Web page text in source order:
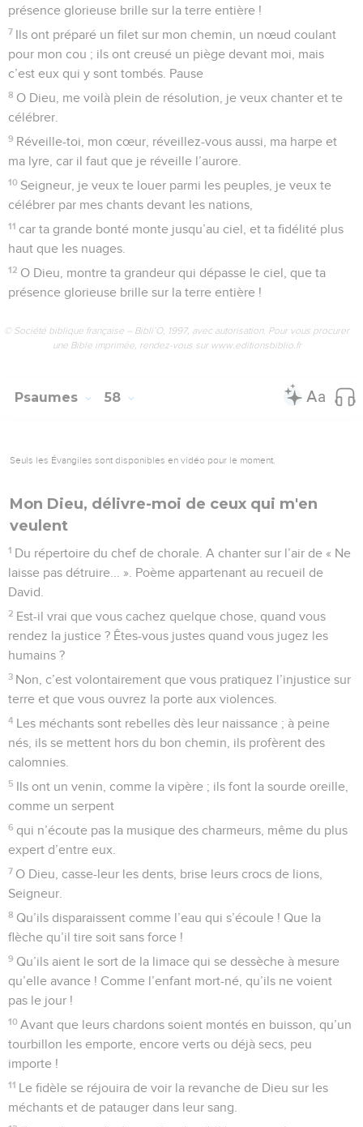
présence glorieuse brille sur la terre entière !
7 Ils ont préparé un filet sur mon chemin, un nœud coulant
pour mon cou ; ils ont creusé un piège devant moi, mais
c’est eux qui y sont tombés. Pause
8 O Dieu, me voilà plein de résolution, je veux chanter et te
célébrer.
9 Réveille-toi, mon cœur, réveillez-vous aussi, ma harpe et
ma lyre, car il faut que je réveille l’aurore.
10 Seigneur, je veux te louer parmi les peuples, je veux te
célébrer par mes chants devant les nations,
11 car ta grande bonté monte jusqu’au ciel, et ta fidélité plus
haut que les nuages.
12 O Dieu, montre ta grandeur qui dépasse le ciel, que ta
présence glorieuse brille sur la terre entière !
© Société biblique française – Bibli’O, 1997, avec autorisation. Pour vous procurer
une Bible imprimée, rendez-vous sur www.editionsbiblio.fr
Psaumes 58
Seuls les Évangiles sont disponibles en vidéo pour le moment.
Mon Dieu, délivre-moi de ceux qui m'en
veulent
1 Du répertoire du chef de chorale. A chanter sur l’air de « Ne
laisse pas détruire... ». Poème appartenant au recueil de
David.
2 Est-il vrai que vous cachez quelque chose, quand vous
rendez la justice ? Êtes-vous justes quand vous jugez les
humains ?
3 Non, c’est volontairement que vous pratiquez l’injustice sur
terre et que vous ouvrez la porte aux violences.
4 Les méchants sont rebelles dès leur naissance ; à peine
nés, ils se mettent hors du bon chemin, ils profèrent des
calomnies.
5 Ils ont un venin, comme la vipère ; ils font la sourde oreille,
comme un serpent
6 qui n’écoute pas la musique des charmeurs, même du plus
expert d’entre eux.
7 O Dieu, casse-leur les dents, brise leurs crocs de lions,
Seigneur.
8 Qu’ils disparaissent comme l’eau qui s’écoule ! Que la
flèche qu’il tire soit sans force !
9 Qu’ils aient le sort de la limace qui se dessèche à mesure
qu’elle avance ! Comme l’enfant mort-né, qu’ils ne voient
pas le jour !
10 Avant que leurs chardons soient montés en buisson, qu’un
tourbillon les emporte, encore verts ou déjà secs, peu
importe !
11 Le fidèle se réjouira de voir la revanche de Dieu sur les
méchants et de patauger dans leur sang.